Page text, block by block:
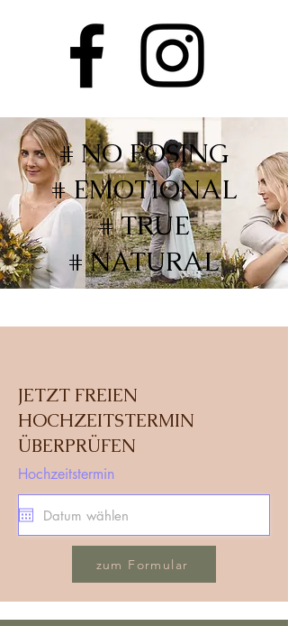
# NO POSING
# EMOTIONAL
# TRUE
# NATURAL
JETZT FREIEN
HOCHZEITSTERMIN
ÜBERPRÜFEN
Hochzeitstermin
zum Formular